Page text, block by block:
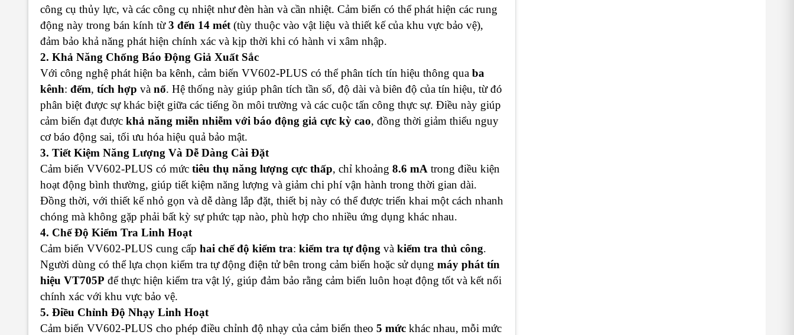
công cụ thủy lực, và các công cụ nhiệt như đèn hàn và cần nhiệt. Cảm biến có thể phát hiện các rung
động này trong bán kính từ3 đến 14 mét (tùy thuộc vào vật liệu và thiết kế của khu vực bảo vệ),
đảm bảo khả năng phát hiện chính xác và kịp thời khi có hành vi xâm nhập.
2. Khả Năng Chống Báo Động Giả Xuất Sắc
Với công nghệ phát hiện ba kênh, cảm biến VV602-PLUS có thể phân tích tín hiệu thông qua ba
kênh: đếm, tích hợp và nổ. Hệ thống này giúp phân tích tần số, độ dài và biên độ của tín hiệu, từ đó
phân biệt được sự khác biệt giữa các tiếng ồn môi trường và các cuộc tấn công thực sự. Điều này giúp
cảm biến đạt được khả năng miễn nhiễm với báo động giả cực kỳ cao, đồng thời giảm thiểu nguy
cơ báo động sai, tối ưu hóa hiệu quả bảo mật.
3. Tiết Kiệm Năng Lượng Và Dễ Dàng Cài Đặt
Cảm biến VV602-PLUS có mức tiêu thụ năng lượng cực thấp, chỉ khoảng 8.6 mA trong điều kiện
hoạt động bình thường, giúp tiết kiệm năng lượng và giảm chi phí vận hành trong thời gian dài.
Đồng thời, với thiết kế nhỏ gọn và dễ dàng lắp đặt, thiết bị này có thể được triển khai một cách nhanh
chóng mà không gặp phải bất kỳ sự phức tạp nào, phù hợp cho nhiều ứng dụng khác nhau.
4. Chế Độ Kiểm Tra Linh Hoạt
Cảm biến VV602-PLUS cung cấp hai chế độ kiểm tra: kiểm tra tự động và kiểm tra thủ công.
Người dùng có thể lựa chọn kiểm tra tự động điện tử bên trong cảm biến hoặc sử dụng máy phát tín
hiệu VT705P để thực hiện kiểm tra vật lý, giúp đảm bảo rằng cảm biến luôn hoạt động tốt và kết nối
chính xác với khu vực bảo vệ.
5. Điều Chỉnh Độ Nhạy Linh Hoạt
Cảm biến VV602-PLUS cho phép điều chỉnh độ nhạy của cảm biến theo 5 mức khác nhau, mỗi mức